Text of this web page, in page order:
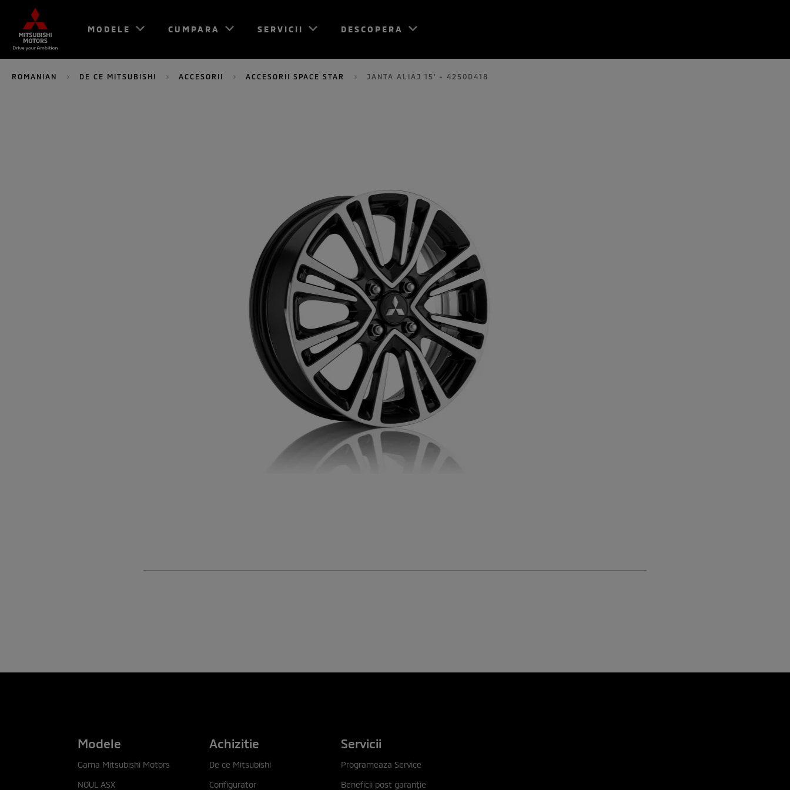
MODELE CUMPARA SERVICII DESCOPERA
ROMANIAN DE CE MITSUBISHI ACCESORII ACCESORII SPACE STAR JANTA ALIAJ 15' - 4250D418
Modele
Gama Mitsubishi Motors
NOUL ASX
Achizitie
De ce Mitsubishi
Configurator
Servicii
Programeaza Service
Beneficii post garanţie